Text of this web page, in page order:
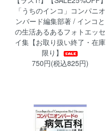
「うちのインコ」コンパニオ
ンバード編集部著 / インコと
の生活あるあるフォトエッセ
イ集【お取り扱い終了・在庫
限り】
750円(税込825円)